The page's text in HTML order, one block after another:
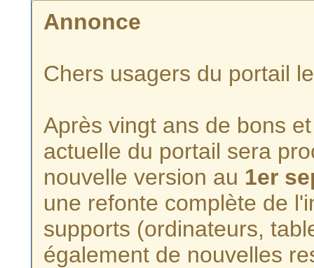
Annonce
Chers usagers du portail
Après vingt ans de bons
actuelle du portail sera
nouvelle version au 1er
une refonte complète de
supports (ordinateurs,
également de nouvelles